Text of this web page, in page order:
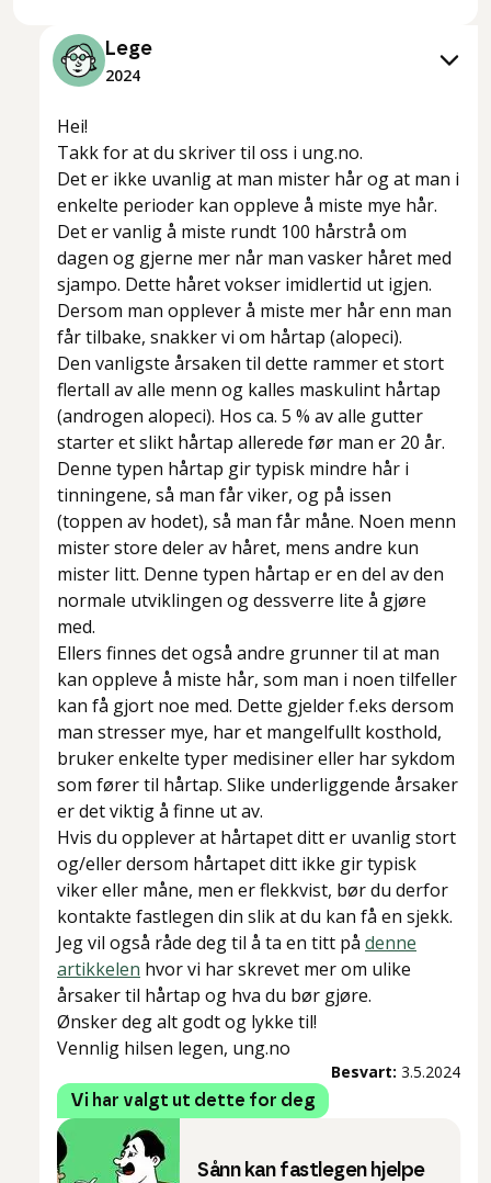
Lege
2024
Hei!
Takk for at du skriver til oss i ung.no.
Det er ikke uvanlig at man mister hår og at man i
enkelte perioder kan oppleve å miste mye hår.
Det er vanlig å miste rundt 100 hårstrå om
dagen og gjerne mer når man vasker håret med
sjampo. Dette håret vokser imidlertid ut igjen.
Dersom man opplever å miste mer hår enn man
får tilbake, snakker vi om hårtap (alopeci).
Den vanligste årsaken til dette rammer et stort
flertall av alle menn og kalles maskulint hårtap
(androgen alopeci). Hos ca. 5 % av alle gutter
starter et slikt hårtap allerede før man er 20 år.
Denne typen hårtap gir typisk mindre hår i
tinningene, så man får viker, og på issen
(toppen av hodet), så man får måne. Noen menn
mister store deler av håret, mens andre kun
mister litt. Denne typen hårtap er en del av den
normale utviklingen og dessverre lite å gjøre
med.
Ellers finnes det også andre grunner til at man
kan oppleve å miste hår, som man i noen tilfeller
kan få gjort noe med. Dette gjelder f.eks dersom
man stresser mye, har et mangelfullt kosthold,
bruker enkelte typer medisiner eller har sykdom
som fører til hårtap. Slike underliggende årsaker
er det viktig å finne ut av.
Hvis du opplever at hårtapet ditt er uvanlig stort
og/eller dersom hårtapet ditt ikke gir typisk
viker eller måne, men er flekkvist, bør du derfor
kontakte fastlegen din slik at du kan få en sjekk.
Jeg vil også råde deg til å ta en titt på denne
artikkelen hvor vi har skrevet mer om ulike
årsaker til hårtap og hva du bør gjøre.
Ønsker deg alt godt og lykke til!
Vennlig hilsen legen, ung.no
Besvart: 3.5.2024
Vi har valgt ut dette for deg
Sånn kan fastlegen hjelpe